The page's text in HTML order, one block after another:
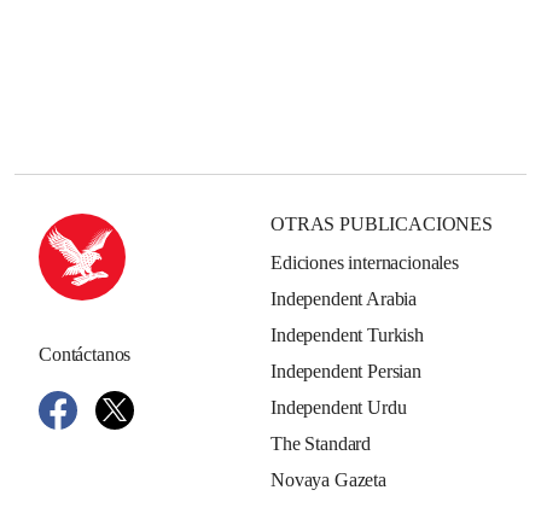
Contáctanos
OTRAS PUBLICACIONES
Ediciones internacionales
Independent Arabia
Independent Turkish
Independent Persian
Independent Urdu
The Standard
Novaya Gazeta